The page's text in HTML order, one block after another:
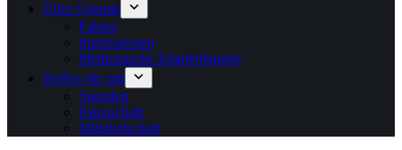
Über Uganda
Fakten
Impressionen
Medizinische Empfehlungen
Helfen Sie mit
Spenden
Patenschaft
Mitgliedschaft